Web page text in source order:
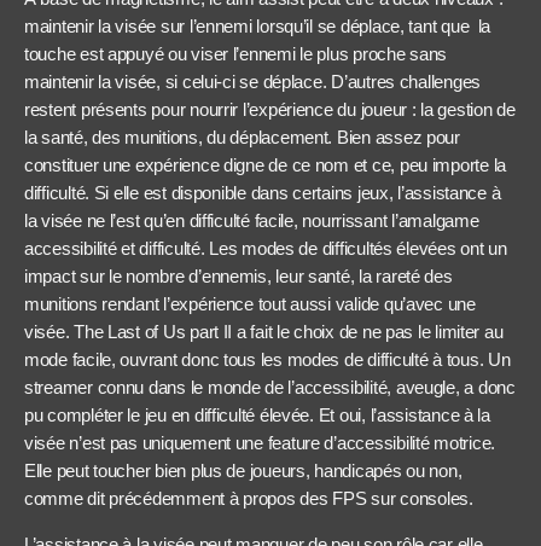
maintenir la visée sur l’ennemi lorsqu’il se déplace, tant que la
touche est appuyé ou viser l’ennemi le plus proche sans
maintenir la visée, si celui-ci se déplace. D’autres challenges
restent présents pour nourrir l’expérience du joueur : la gestion de
la santé, des munitions, du déplacement. Bien assez pour
constituer une expérience digne de ce nom et ce, peu importe la
difficulté. Si elle est disponible dans certains jeux, l’assistance à
la visée ne l’est qu’en difficulté facile, nourrissant l’amalgame
accessibilité et difficulté. Les modes de difficultés élevées ont un
impact sur le nombre d’ennemis, leur santé, la rareté des
munitions rendant l’expérience tout aussi valide qu’avec une
visée. The Last of Us part II a fait le choix de ne pas le limiter au
mode facile, ouvrant donc tous les modes de difficulté à tous. Un
streamer connu dans le monde de l’accessibilité, aveugle, a donc
pu compléter le jeu en difficulté élevée. Et oui, l’assistance à la
visée n’est pas uniquement une feature d’accessibilité motrice.
Elle peut toucher bien plus de joueurs, handicapés ou non,
comme dit précédemment à propos des FPS sur consoles.